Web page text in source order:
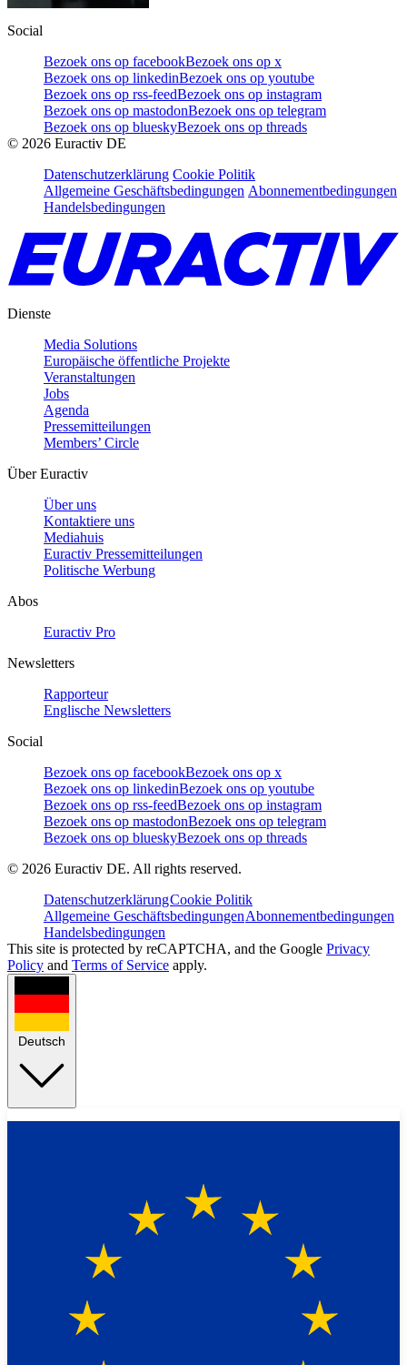
Social
Bezoek ons op facebookBezoek ons op x
Bezoek ons op linkedinBezoek ons op youtube
Bezoek ons op rss-feedBezoek ons op instagram
Bezoek ons op mastodonBezoek ons op telegram
Bezoek ons op blueskyBezoek ons op threads
© 2026 Euractiv DE
Datenschutzerklärung Cookie Politik
Allgemeine Geschäftsbedingungen Abonnementbedingungen
Handelsbedingungen
Dienste
Media Solutions
Europäische öffentliche Projekte
Veranstaltungen
Jobs
Agenda
Pressemitteilungen
Members’ Circle
Über Euractiv
Über uns
Kontaktiere uns
Mediahuis
Euractiv Pressemitteilungen
Politische Werbung
Abos
Euractiv Pro
Newsletters
Rapporteur
Englische Newsletters
Social
Bezoek ons op facebookBezoek ons op x
Bezoek ons op linkedinBezoek ons op youtube
Bezoek ons op rss-feedBezoek ons op instagram
Bezoek ons op mastodonBezoek ons op telegram
Bezoek ons op blueskyBezoek ons op threads
© 2026 Euractiv DE. All rights reserved.
DatenschutzerklärungCookie Politik
Allgemeine GeschäftsbedingungenAbonnementbedingungen
Handelsbedingungen
This site is protected by reCAPTCHA, and the Google Privacy
Policy and Terms of Service apply.
Deutsch